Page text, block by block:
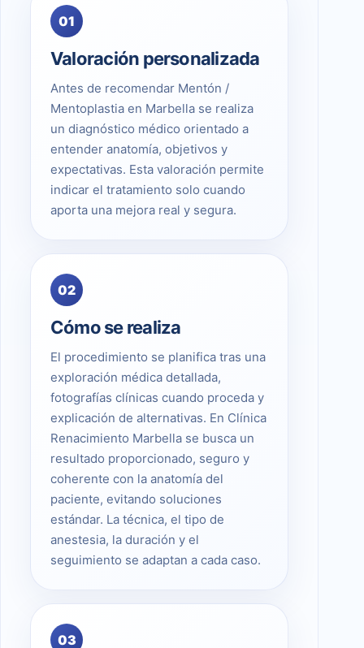
01
Valoración personalizada
Antes de recomendar Mentón /
Mentoplastia en Marbella se realiza
un diagnóstico médico orientado a
entender anatomía, objetivos y
expectativas. Esta valoración permite
indicar el tratamiento solo cuando
aporta una mejora real y segura.
02
Cómo se realiza
El procedimiento se planifica tras una
exploración médica detallada,
fotografías clínicas cuando proceda y
explicación de alternativas. En Clínica
Renacimiento Marbella se busca un
resultado proporcionado, seguro y
coherente con la anatomía del
paciente, evitando soluciones
estándar. La técnica, el tipo de
anestesia, la duración y el
seguimiento se adaptan a cada caso.
03